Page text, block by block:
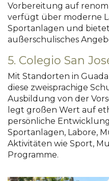
Vorbereitung auf
verfügt über moderne
Sportanlagen und
außerschulisches
5. Colegio San
Mit Standorten in
diese zweisprachige
Ausbildung von der
legt großen Wert auf
persönliche
Sportanlagen, Labore,
Aktivitäten wie Sport,
Programme.